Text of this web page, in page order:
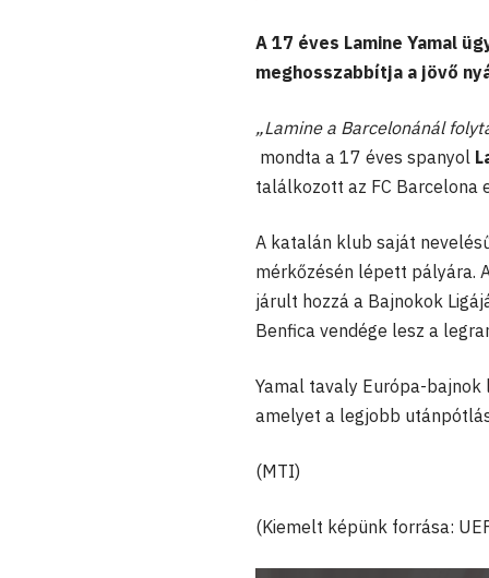
A 17 éves Lamine Yamal
meghosszabbítja a jövő
„Lamine a Barcelonánál
mondta a 17 éves spanyol
találkozott az FC Barcelona
A katalán klub saját
mérkőzésén lépett pályára.
járult hozzá a Bajnokok
Benfica vendége lesz a
Yamal tavaly Európa-
amelyet a legjobb
(MTI)
(Kiemelt képünk forrása: